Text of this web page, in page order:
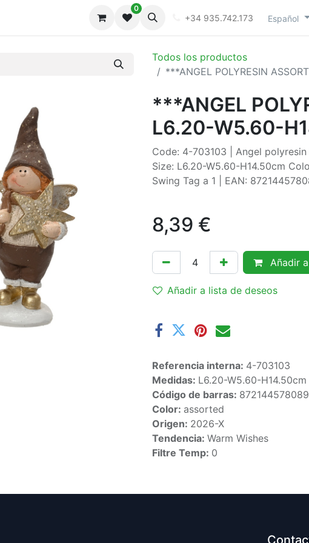
0
+34 935.742.173 Español
Todos los productos
***ANGEL POLYRESIN
***ANGEL
L6.20-W5.60-
Code: 4-703103 | Angel
Size: L6.20-W5.60-H14.50cm
Swing Tag a 1 | EAN:
8,39 €
Añadir
Añadir a lista de deseos
Referencia interna: 4-703103
Medidas: L6.20-W5.60-H14.50cm
Código de barras:
Color: assorted
Origen: 2026-X
Tendencia: Warm Wishes
Filtre Temp: 0